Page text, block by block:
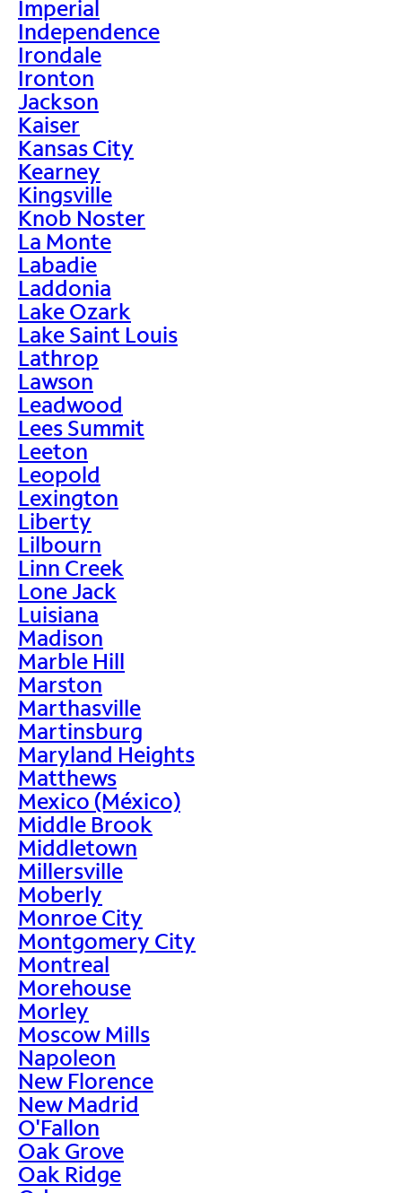
Imperial
Independence
Irondale
Ironton
Jackson
Kaiser
Kansas City
Kearney
Kingsville
Knob Noster
La Monte
Labadie
Laddonia
Lake Ozark
Lake Saint Louis
Lathrop
Lawson
Leadwood
Lees Summit
Leeton
Leopold
Lexington
Liberty
Lilbourn
Linn Creek
Lone Jack
Luisiana
Madison
Marble Hill
Marston
Marthasville
Martinsburg
Maryland Heights
Matthews
Mexico (México)
Middle Brook
Middletown
Millersville
Moberly
Monroe City
Montgomery City
Montreal
Morehouse
Morley
Moscow Mills
Napoleon
New Florence
New Madrid
O'Fallon
Oak Grove
Oak Ridge